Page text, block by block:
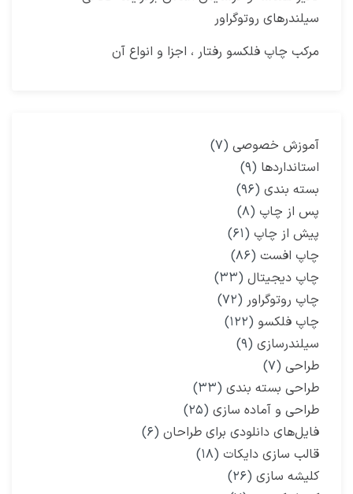
سیلندرهای روتوگراور
مرکب چاپ فلکسو رفتار ، اجزا و انواع آن
آموزش خصوصی (۷)
استانداردها (۹)
بسته بندی (۹۶)
پس از چاپ (۸)
پیش از چاپ (۶۱)
چاپ افست (۸۶)
چاپ دیجیتال (۳۳)
چاپ روتوگراور (۷۲)
چاپ فلکسو (۱۲۲)
سیلندرسازی (۹)
طراحی (۷)
طراحی بسته بندی (۳۳)
طراحی و آماده سازی (۲۵)
فایل‌های دانلودی برای طراحان (۶)
قالب سازی دایکات (۱۸)
کلیشه سازی (۲۶)